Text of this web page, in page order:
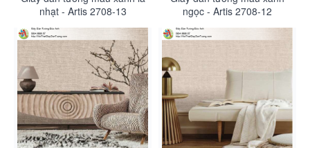
nhạt - Artis 2708-13
ngọc - Artis 2708-12